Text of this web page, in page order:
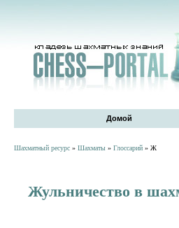
Домой
Шахматный ресурс » Шахматы » Глоссарий » Ж
Жульничество в